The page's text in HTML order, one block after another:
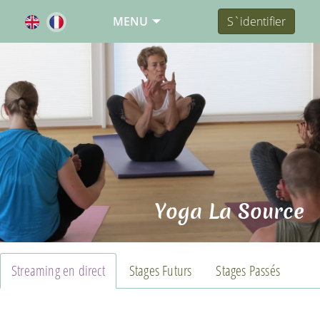
MENU S`identifier
Yoga La Source
Streaming en direct Stages Futurs Stages Passés